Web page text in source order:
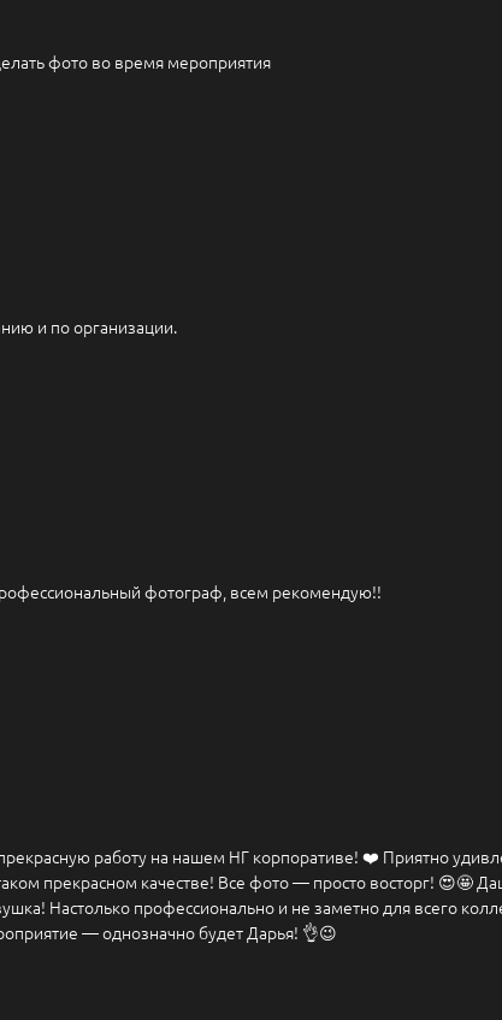
фото во время мероприятия
и по организации.
фотограф, всем рекомендую!!
работу на нашем НГ корпоративе! ❤️ Приятно
прекрасном качестве! Все фото — просто восторг! 😍🤩
Настолько профессионально и не заметно для всего
— однозначно будет Дарья! 👌😉